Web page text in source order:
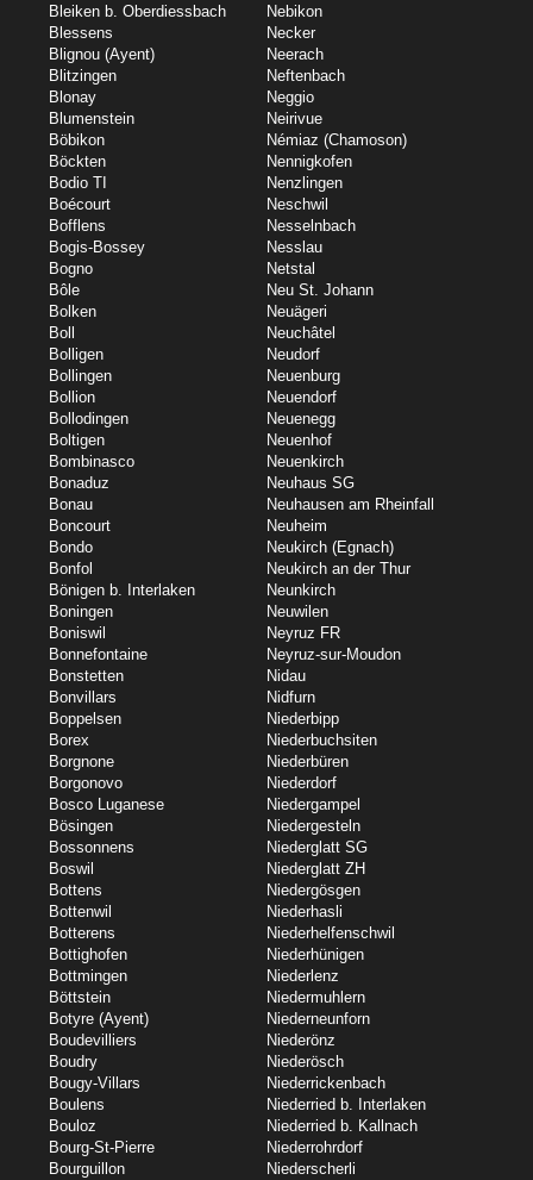
Bleiken b. Oberdiessbach
Blessens
Blignou (Ayent)
Blitzingen
Blonay
Blumenstein
Böbikon
Böckten
Bodio TI
Boécourt
Bofflens
Bogis-Bossey
Bogno
Bôle
Bolken
Boll
Bolligen
Bollingen
Bollion
Bollodingen
Boltigen
Bombinasco
Bonaduz
Bonau
Boncourt
Bondo
Bonfol
Bönigen b. Interlaken
Boningen
Boniswil
Bonnefontaine
Bonstetten
Bonvillars
Boppelsen
Borex
Borgnone
Borgonovo
Bosco Luganese
Bösingen
Bossonnens
Boswil
Bottens
Bottenwil
Botterens
Bottighofen
Bottmingen
Böttstein
Botyre (Ayent)
Boudevilliers
Boudry
Bougy-Villars
Boulens
Bouloz
Bourg-St-Pierre
Bourguillon
Nebikon
Necker
Neerach
Neftenbach
Neggio
Neirivue
Némiaz (Chamoson)
Nennigkofen
Nenzlingen
Neschwil
Nesselnbach
Nesslau
Netstal
Neu St. Johann
Neuägeri
Neuchâtel
Neudorf
Neuenburg
Neuendorf
Neuenegg
Neuenhof
Neuenkirch
Neuhaus SG
Neuhausen am Rheinfall
Neuheim
Neukirch (Egnach)
Neukirch an der Thur
Neunkirch
Neuwilen
Neyruz FR
Neyruz-sur-Moudon
Nidau
Nidfurn
Niederbipp
Niederbuchsiten
Niederbüren
Niederdorf
Niedergampel
Niedergesteln
Niederglatt SG
Niederglatt ZH
Niedergösgen
Niederhasli
Niederhelfenschwil
Niederhünigen
Niederlenz
Niedermuhlern
Niederneunforn
Niederönz
Niederösch
Niederrickenbach
Niederried b. Interlaken
Niederried b. Kallnach
Niederrohrdorf
Niederscherli